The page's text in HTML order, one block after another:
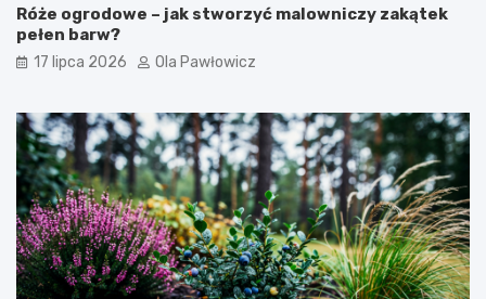
Róże ogrodowe – jak stworzyć malowniczy zakątek
pełen barw?
17 lipca 2026 Ola Pawłowicz